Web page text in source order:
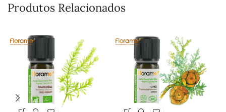
Produtos Relacionados